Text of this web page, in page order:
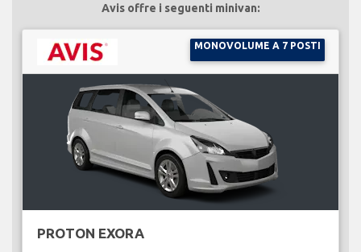
Avis offre i seguenti minivan:
MONOVOLUME A 7 POSTI
PROTON EXORA